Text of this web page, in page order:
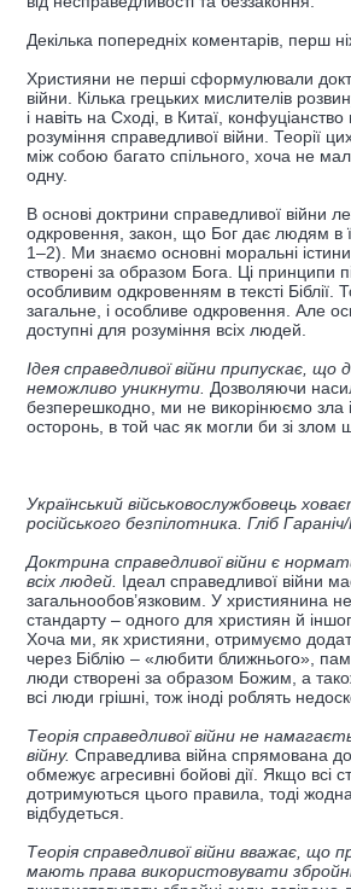
Декілька попередніх коментарів, перш
Християни не перші сформулювали
війни. Кілька грецьких мислителів
і навіть на Сході, в Китаї,
розуміння справедливої війни. Теорії
між собою багато спільного, хоча не
одну.
В основі доктрини справедливої війни
одкровення, закон, що Бог дає людям в
1–2). Ми знаємо основні моральні
створені за образом Бога. Ці принципи
особливим одкровенням в тексті Біблії.
загальне, і особливе одкровення. Але
доступні для розуміння всіх людей.
Ідея справедливої війни припускає, що
неможливо уникнути. Дозволяючи
безперешкодно, ми не викорінюємо зла
осторонь, в той час як могли би зі злом
Український військовослужбовець
російського безпілотника. Гліб
Доктрина справедливої війни є
всіх людей. Ідеал справедливої війни
загальнообов’язковим. У християнина
стандарту – одного для християн й
Хоча ми, як християни, отримуємо
через Біблію – «любити ближнього»,
люди створені за образом Божим, а
всі люди грішні, тож іноді роблять
Теорія справедливої війни не
війну. Справедлива війна спрямована до
обмежує агресивні бойові дії. Якщо всі
дотримуються цього правила, тоді
відбудеться.
Теорія справедливої війни вважає, що
мають права використовувати